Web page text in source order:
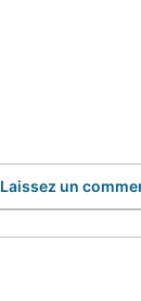
Laissez un